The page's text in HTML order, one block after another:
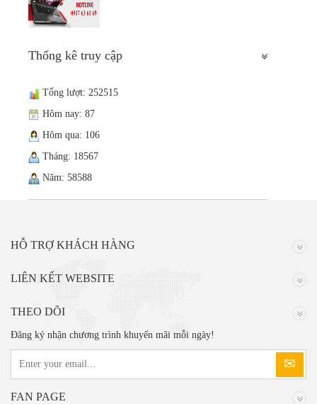
Thống kê truy cập
Tổng lượt: 252515
Hôm nay: 87
Hôm qua: 106
Tháng: 18567
Năm: 58588
HỖ TRỢ KHÁCH HÀNG
LIÊN KẾT WEBSITE
THEO DÕI
Đăng ký nhận chương trình khuyến mãi mỗi ngày!
FAN PAGE